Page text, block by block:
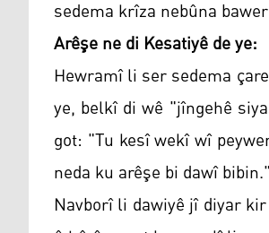
sedema krîza nebûna
Arêşe ne di Kesatiyê de ye:
Hewramî li ser sedema
ye, belkî di wê "jîngehê
got: "Tu kesî wekî wî
neda ku arêşe bi dawî bibin."
Navborî li dawiyê jî diyar